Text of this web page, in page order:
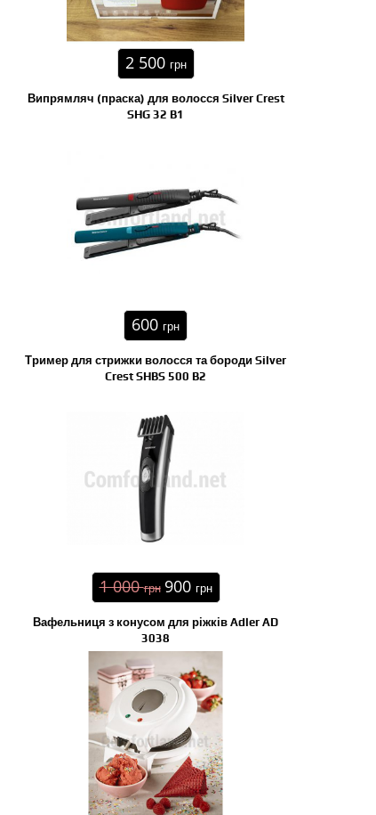
2 500 грн
Випрямляч (праска) для волосся Silver Crest
SHG 32 B1
600 грн
Тример для стрижки волосся та бороди Silver
Crest SHBS 500 B2
1 000грн 900 грн
Вафельниця з конусом для ріжків Adler AD
3038